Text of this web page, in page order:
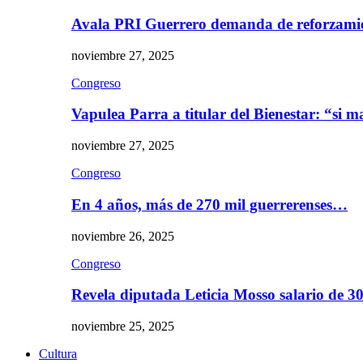
Avala PRI Guerrero demanda de
noviembre 27, 2025
Congreso
Vapulea Parra a titular del Bienestar: “si
noviembre 27, 2025
Congreso
En 4 años, más de 270 mil guerrerenses…
noviembre 26, 2025
Congreso
Revela diputada Leticia Mosso salario de
noviembre 25, 2025
Cultura